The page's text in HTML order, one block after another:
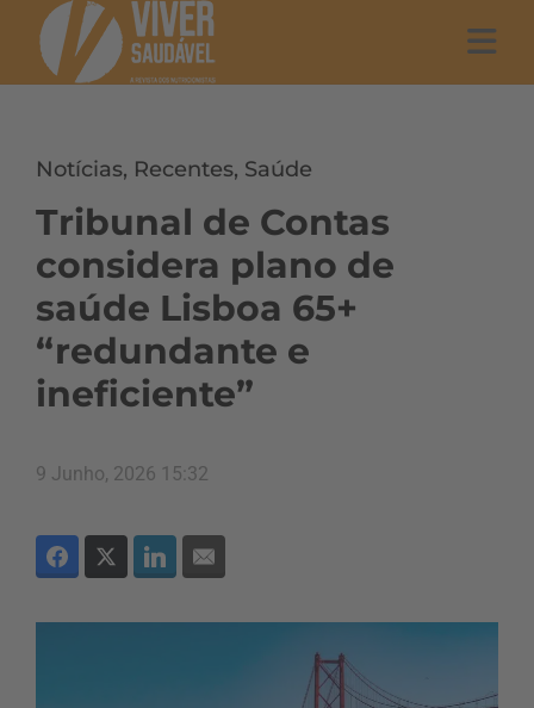
Notícias, Recentes, Saúde
Tribunal de Contas
considera plano de
saúde Lisboa 65+
“redundante e
ineficiente”
9 Junho, 2026 15:32